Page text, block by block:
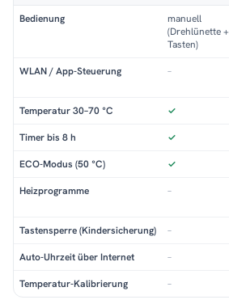
Bedienung
manuell
(Drehlünette +
Tasten)
WLAN / App-Steuerung –
Temperatur 30–70 °C ✓
Timer bis 8 h ✓
ECO-Modus (50 °C) ✓
Heizprogramme –
Tastensperre (Kindersicherung) –
Auto-Uhrzeit über Internet –
Temperatur-Kalibrierung –